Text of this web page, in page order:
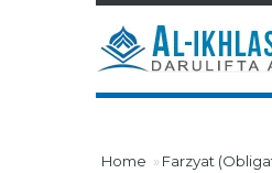
Home Farzyat